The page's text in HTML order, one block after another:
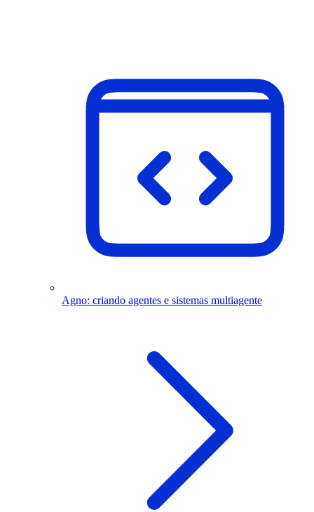
Agno: criando agentes e sistemas multiagente